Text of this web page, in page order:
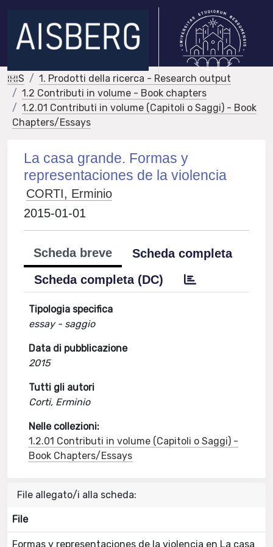
IRIS
1. Prodotti della ricerca - Research output
1.2 Contributi in volume - Book chapters
1.2.01 Contributi in volume (Capitoli o Saggi) - Book
Chapters/Essays
La casa grande. Formas y
representaciones de la violencia
CORTI, Erminio
2015-01-01
Scheda breve
Scheda completa
Scheda completa (DC)
Tipologia specifica
essay - saggio
Data di pubblicazione
2015
Tutti gli autori
Corti, Erminio
Nelle collezioni:
1.2.01 Contributi in volume (Capitoli o Saggi) -
Book Chapters/Essays
File allegato/i alla scheda:
File
Formas y representaciones de la violencia en La casa